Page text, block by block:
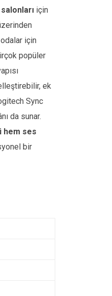
için
için
popüler
ek
Sync
da sunar.
hem ses
bir